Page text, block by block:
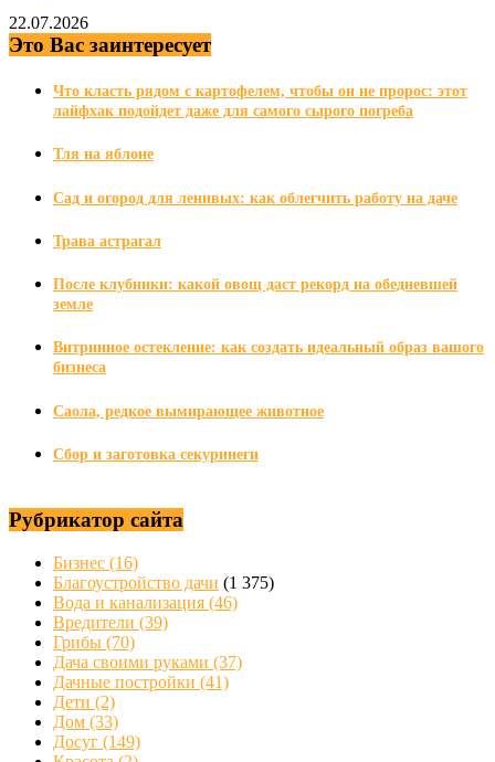
22.07.2026
Это Вас заинтересует
Что класть рядом с картофелем, чтобы он не пророс: этот
лайфхак подойдет даже для самого сырого погреба
Тля на яблоне
Сад и огород для ленивых: как облегчить работу на даче
Трава астрагал
После клубники: какой овощ даст рекорд на обедневшей
земле
Витринное остекление: как создать идеальный образ вашого
бизнеса
Саола, редкое вымирающее животное
Сбор и заготовка секуринеги
Рубрикатор сайта
Бизнес (16)
Благоустройство дачи (1 375)
Вода и канализация (46)
Вредители (39)
Грибы (70)
Дача своими руками (37)
Дачные постройки (41)
Дети (2)
Дом (33)
Досуг (149)